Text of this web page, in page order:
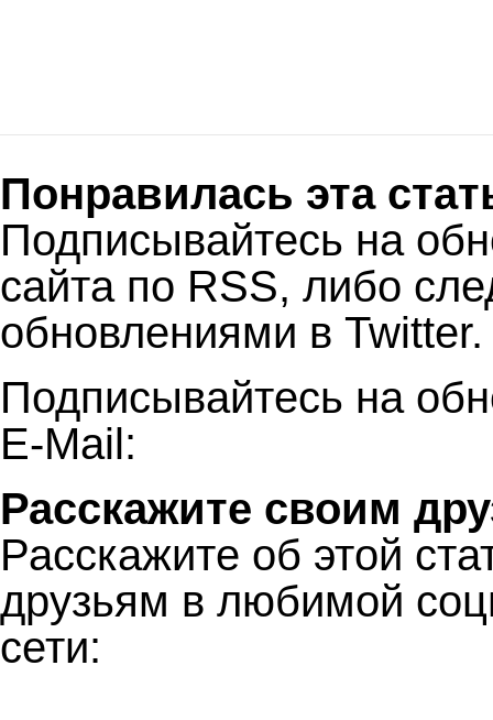
Понравилась эта
Подписывайтесь на
сайта по RSS, либо
обновлениями в Twitter.
Подписывайтесь на
E-Mail:
Расскажите своим
Расскажите об этой
друзьям в любимой
сети: